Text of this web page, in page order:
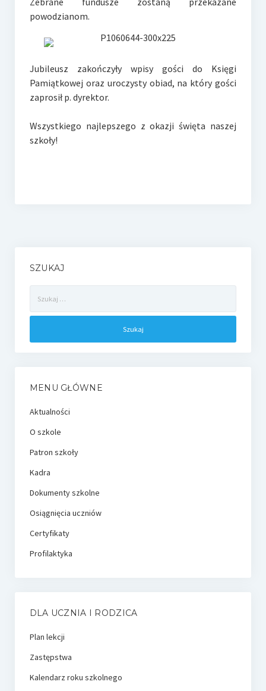
powodzianom.
Jubileusz zakończyły wpisy gości do Księgi
Pamiątkowej oraz uroczysty obiad, na który gości
zaprosił p. dyrektor.
Wszystkiego najlepszego z okazji święta naszej
szkoły!
SZUKAJ
MENU GŁÓWNE
Aktualności
O szkole
Patron szkoły
Kadra
Dokumenty szkolne
Osiągnięcia uczniów
Certyfikaty
Profilaktyka
DLA UCZNIA I RODZICA
Plan lekcji
Zastępstwa
Kalendarz roku szkolnego